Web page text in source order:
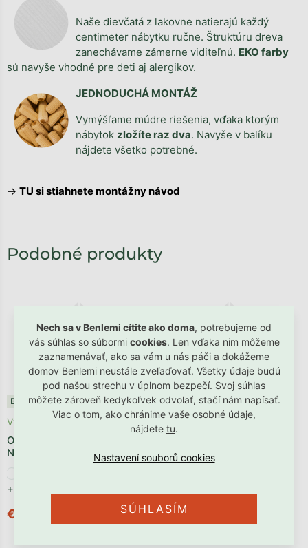
Nech sa v Benlemi cítite ako doma, potrebujeme od
vás súhlas so súbormi cookies. Len vďaka nim môžeme
zaznamenávať, ako sa vám u nás páči a dokážeme
domov Benlemi neustále zveľaďovať. Všetky údaje budú
pod našou strechu v úplnom bezpečí. Svoj súhlas
môžete zároveň kedykoľvek odvolať, stačí nám napísať.
Viac o tom, ako chránime vaše osobné údaje,
nájdete tu.
SÚHLASÍM
Naše dievčatá z lakovne natierajú každý
centimeter nábytku ručne. Štruktúru dreva
zanechávame zámerne viditeľnú. EKO farby
sú navyše vhodné pre deti aj alergikov.
JEDNODUCHÁ MONTÁŽ
Vymýšľame múdre riešenia, vďaka ktorým
nábytok zložíte raz dva. Navyše v balíku
nájdete všetko potrebné.
→ TU si stiahnetemontážny návod
Benlemi®
Obdĺžnikové posteľové čelo
NOVA z dreva
+ ďalšie
Vyrobíme počas 1 - 2 týždňov
€136,90
Benlemi®
NOVA z dreva
Vyrobíme počas 1 - 2 týždňov
€167,90